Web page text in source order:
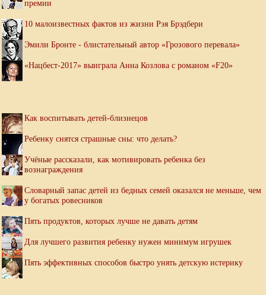
премии
10 малоизвестных фактов из жизни Рэя Брэдбери
Эмили Бронте - блистательный автор «Грозового перевала»
«Нацбест-2017» выиграла Анна Козлова с романом «F20»
Как воспитывать детей-близнецов
Ребенку снятся страшные сны: что делать?
Учёные рассказали, как мотивировать ребенка без
вознаграждения
Словарный запас детей из бедных семей оказался не меньше, чем
у богатых ровесников
Пять продуктов, которых лучше не давать детям
Для лучшего развития ребенку нужен минимум игрушек
Пять эффективных способов быстро унять детскую истерику